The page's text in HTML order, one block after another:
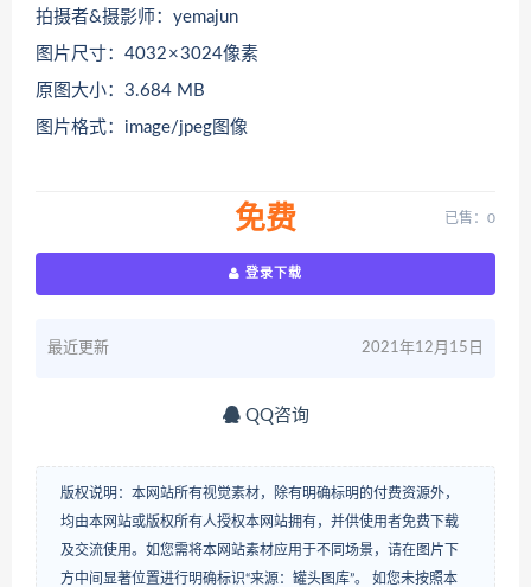
拍摄者&摄影师：yemajun
图片尺寸：4032 × 3024像素
原图大小：3.684 MB
图片格式：image/jpeg图像
免费 已售：0
登录下载
最近更新 2021年12月15日
QQ咨询
版权说明：本网站所有视觉素材，除有明确标明的付费资源外，
均由本网站或版权所有人授权本网站拥有，并供使用者免费下载
及交流使用。如您需将本网站素材应用于不同场景，请在图片下
方中间显著位置进行明确标识“来源：罐头图库”。 如您未按照本